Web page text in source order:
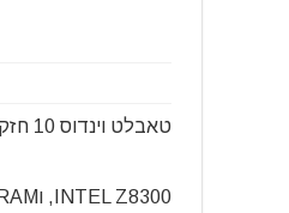
טאבלט וינדוס 10 חזק, עם המעבד החדש –
INTEL Z8300, ו2GB RAM